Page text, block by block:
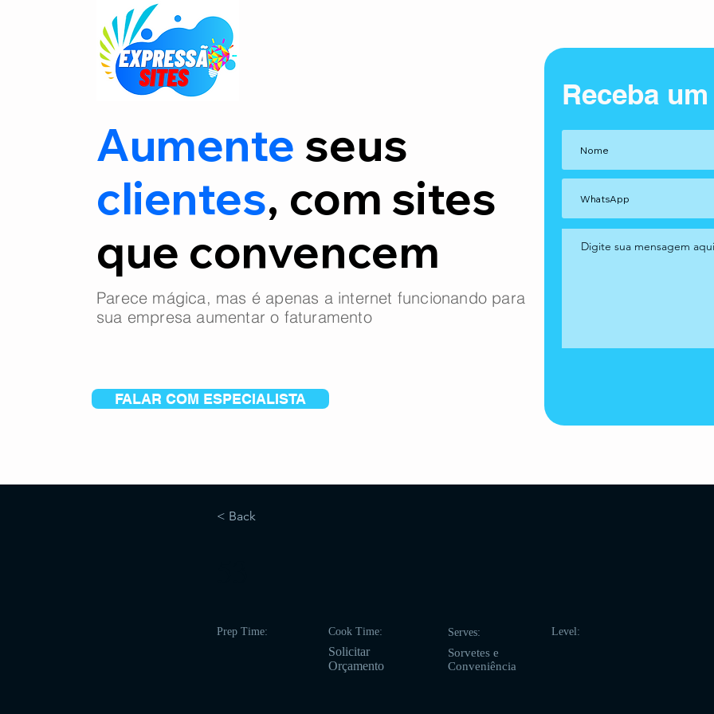
Aumente seus
clientes, com sites
que convencem
Parece mágica, mas é apenas a internet funcionando para
sua empresa aumentar o faturamento
FALAR COM ESPECIALISTA
Receba
< Back
Prep Time: Cook Time:
Solicitar
Orçamento
Serves:
Sorvetes e
Conveniência
Level: